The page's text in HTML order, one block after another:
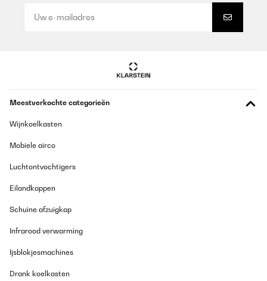
Meestverkochte categorieën
Wijnkoelkasten
Mobiele airco
Luchtontvochtigers
Eilandkappen
Schuine afzuigkap
Infrarood verwarming
Ijsblokjesmachines
Drank koelkasten